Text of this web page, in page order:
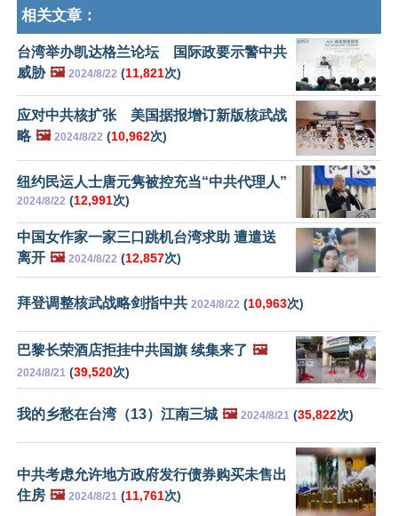
相关文章：
台湾举办凯达格兰论坛 国际政要示警中共
威胁 🖼️ 2024/8/22 (11,821次)
应对中共核扩张 美国据报增订新版核武战
略 🖼️ 2024/8/22 (10,962次)
纽约民运人士唐元隽被控充当“中共代理人”
2024/8/22 (12,991次)
中国女作家一家三口跳机台湾求助 遭遣送
离开 🖼️ 2024/8/22 (12,857次)
拜登调整核武战略剑指中共 2024/8/22 (10,963次)
巴黎长荣酒店拒挂中共国旗 续集来了 🖼️
2024/8/21 (39,520次)
我的乡愁在台湾（13）江南三城 🖼️ 2024/8/21 (35,822次)
中共考虑允许地方政府发行债券购买未售出
住房 🖼️ 2024/8/21 (11,761次)